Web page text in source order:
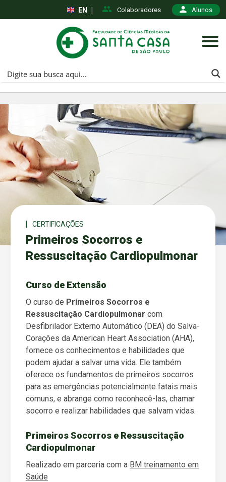
Colaboradores Alunos
EN
CERTIFICAÇÕES
Primeiros Socorros e
Ressuscitação Cardiopulmonar
Curso de Extensão
O curso de Primeiros Socorros e
Ressuscitação Cardiopulmonar com
Desfibrilador Externo Automático (DEA) do Salva-
Corações da American Heart Association (AHA),
fornece os conhecimentos e habilidades que
podem ajudar a salvar uma vida. Ele também
oferece os fundamentos de primeiros socorros
para as emergências potencialmente fatais mais
comuns, e abrange como reconhecê-las, chamar
socorro e realizar habilidades que salvam vidas.
Primeiros Socorros e Ressuscitação
Cardiopulmonar
Realizado em parceria com a BM treinamento em
Saúde